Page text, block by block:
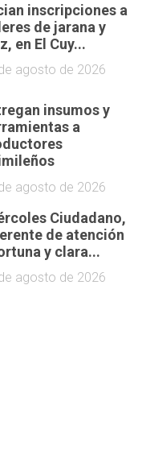
inscripciones a
de jarana y
en El Cuy...
agosto de 2026
insumos y
a
agosto de 2026
Ciudadano,
de atención
y clara...
agosto de 2026